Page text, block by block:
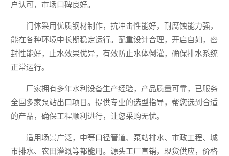
户认可，市场口碑良好。
门体采用优质钢材制作，抗冲击性能好，耐腐蚀能力强，
能在各种环境中长期稳定运行。配重设计合理，开启自如，密
封性能好，止水效果优异，有效防止水体倒灌，确保排水系统
正常运行。
厂家拥有多年水利设备生产经验，产品质量可靠，已服务
全国多家泵站出口项目。提供专业的选型指导，帮您选到合适
的产品，确保工程顺利进行，让您采购无忧。
适用场景广泛，中等口径管道、泵站排水、市政工程、城
市排水、农田灌溉等都能用。源头工厂直销，现货供应，价格